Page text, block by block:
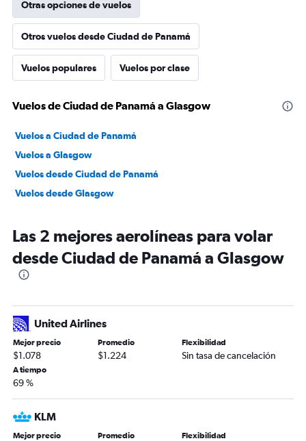
Otras opciones de vuelos
Otros vuelos desde Ciudad de Panamá
Vuelos populares Vuelos por clase
Vuelos de Ciudad de Panamá a Glasgow
Vuelos a Ciudad de Panamá
Vuelos a Glasgow
Vuelos desde Ciudad de Panamá
Vuelos desde Glasgow
Las 2 mejores aerolíneas para volar
desde Ciudad de Panamá a Glasgow
United Airlines
Mejor precio
$1.078
Promedio
$1.224
Flexibilidad
Sin tasa de cancelación
A tiempo
69 %
KLM
Mejor precio Promedio Flexibilidad